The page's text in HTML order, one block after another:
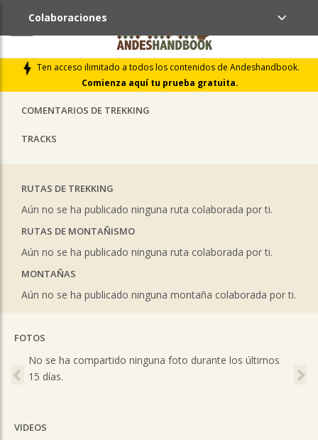
Ten acceso ilimitado a todos los contenidos de Andeshandbook.
Comienza aquí tu prueba gratuita.
Colaboraciones
ÚLTIMAS COLABORACIONES PUBLICADAS
LIBROS DE CUMBRES
COMENTARIOS DE TREKKING
TRACKS
RUTAS DE TREKKING
Aún no se ha publicado ninguna ruta colaborada por ti.
RUTAS DE MONTAÑISMO
Aún no se ha publicado ninguna ruta colaborada por ti.
MONTAÑAS
Aún no se ha publicado ninguna montaña colaborada por ti.
FOTOS
No se ha compartido ninguna foto durante los últimos
15 días.
Previous
VIDEOS